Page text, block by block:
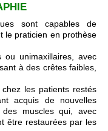
sont capables de
le praticien en prothèse
ou unimaxillaires, avec
à des crêtes faibles,
les patients restés
acquis de nouvelles
muscles qui, avec
être restaurées par les